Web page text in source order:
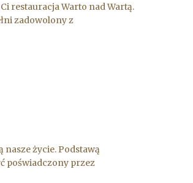
restauracja Warto nad Wartą.
zadowolony z
życie. Podstawą
poświadczony przez